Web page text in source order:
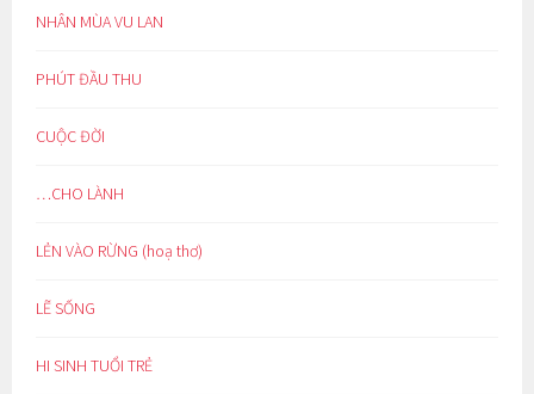
NHÂN MÙA VU LAN
PHÚT ĐẦU THU
CUỘC ĐỜI
…CHO LÀNH
LẺN VÀO RỪNG (hoạ thơ)
LẼ SỐNG
HI SINH TUỔI TRẺ